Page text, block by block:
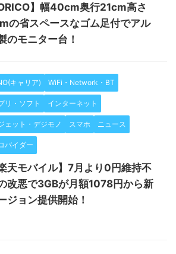
ORICO】幅40cm奥行21cm高さ
の省スペースなゴム足付でアル
のモニター台！
キャリア) WiFi・Network・BT
リ・ソフト インターネット
ェット・デジモノ スマホ ニュース
バイダー
楽天モバイル】7月より0円維持不
改悪で3GBが月額1078円から新
ジョン提供開始！